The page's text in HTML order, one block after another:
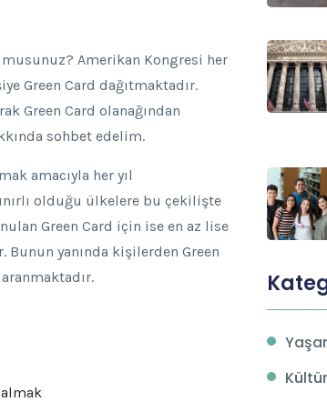
Amerikan Kongresi her
Green Card dağıtmaktadır.
Green Card olanağından
sohbet edelim.
amacıyla her yıl
olduğu ülkelere bu çekilişte
Green Card için ise en az lise
yanında kişilerden Green